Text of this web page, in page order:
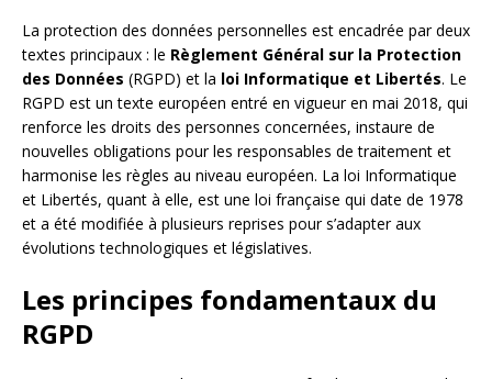
La protection des données personnelles est encadrée par deux
textes principaux : le Règlement Général sur la Protection
des Données (RGPD) et la loi Informatique et Libertés. Le
RGPD est un texte européen entré en vigueur en mai 2018, qui
renforce les droits des personnes concernées, instaure de
nouvelles obligations pour les responsables de traitement et
harmonise les règles au niveau européen. La loi Informatique
et Libertés, quant à elle, est une loi française qui date de 1978
et a été modifiée à plusieurs reprises pour s’adapter aux
évolutions technologiques et législatives.
Les principes fondamentaux du
RGPD